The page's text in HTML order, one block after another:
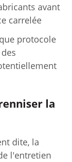
avant
carrelée
protocole
la
dite, la
l'entretien